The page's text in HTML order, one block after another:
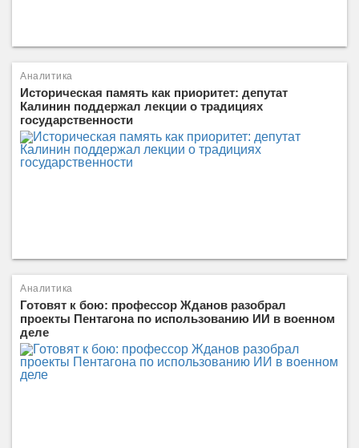
Аналитика
Историческая память как приоритет: депутат
Калинин поддержал лекции о традициях
государственности
Аналитика
Готовят к бою: профессор Жданов разобрал
проекты Пентагона по использованию ИИ в военном
деле